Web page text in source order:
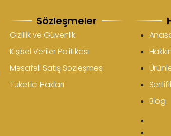
Sözleşmeler
Gizlilik ve Güvenlik
Kişisel Veriler Politikası
Mesafeli Satış Sözleşmesi
Tüketici Hakları
Blog